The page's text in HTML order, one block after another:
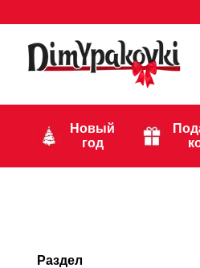
Новый
год
Раздел